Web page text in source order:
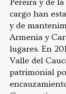
Pereira y de
cargo han
y de
Armenia y
lugares. En
Valle del
patrimonial